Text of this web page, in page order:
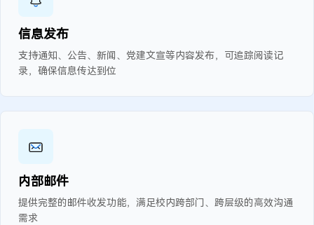
信息发布
支持通知、公告、新闻、党建文宣等内容发布，可追踪阅读记
录，确保信息传达到位
内部邮件
提供完整的邮件收发功能，满足校内跨部门、跨层级的高效沟通
需求